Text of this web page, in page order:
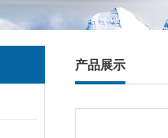
产品展示